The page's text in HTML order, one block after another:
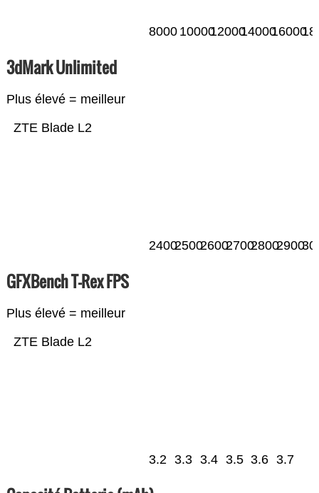
8000 10000120001400016000
3dMark Unlimited
Plus élevé = meilleur
ZTE Blade L2
240025002600270028002900
GFXBench T-Rex FPS
Plus élevé = meilleur
ZTE Blade L2
3.2 3.3 3.4 3.5 3.6 3.7